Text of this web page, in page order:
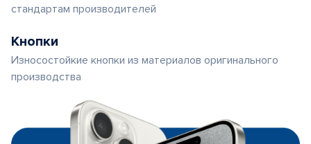
стандартам производителей
Кнопки
Износостойкие кнопки из материалов оригинального
производства